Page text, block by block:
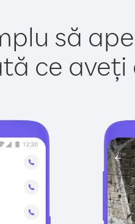
să
ce